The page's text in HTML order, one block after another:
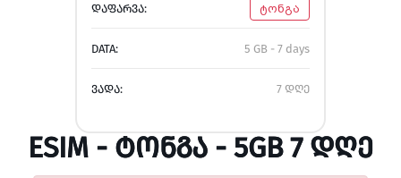
ᲓᲐᲤᲐᲠᲕᲐ: ტონგა
DATA: 5 GB - 7 days
ᲕᲐᲓᲐ: 7 დღე
ESIM - ᲢᲝᲜᲒᲐ - 5GB 7 ᲓᲦᲔ